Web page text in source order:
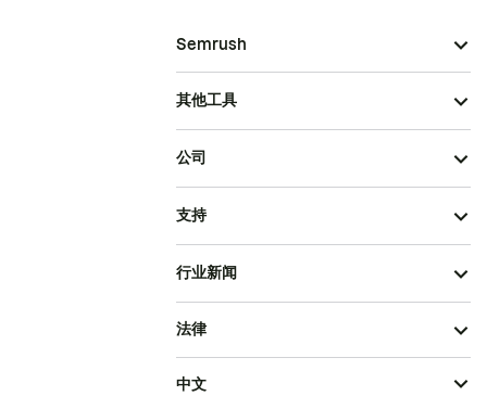
Semrush
其他工具
公司
支持
行业新闻
法律
中文